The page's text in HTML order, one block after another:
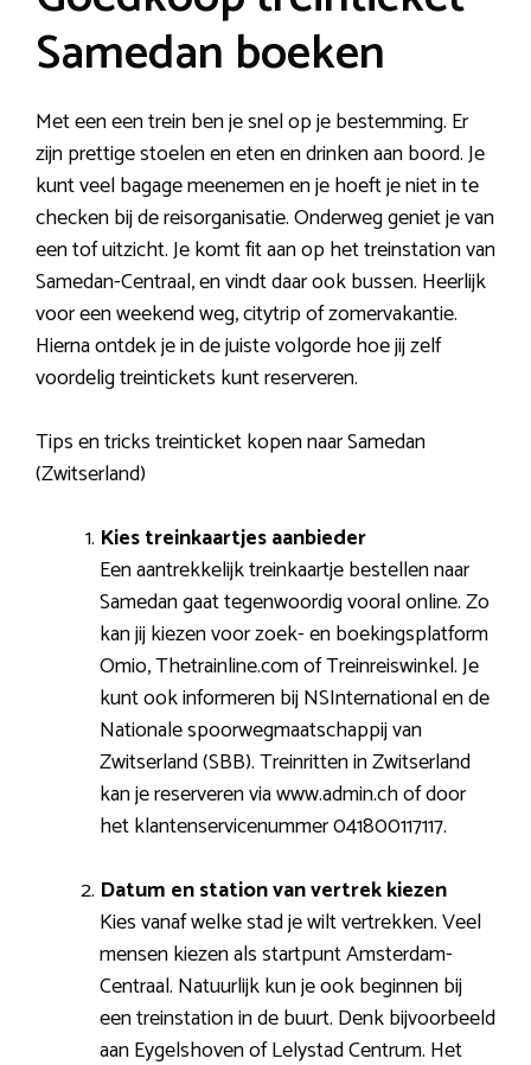
Samedan boeken
Met een een trein ben je snel op je bestemming. Er
zijn prettige stoelen en eten en drinken aan boord. Je
kunt veel bagage meenemen en je hoeft je niet in te
checken bij de reisorganisatie. Onderweg geniet je van
een tof uitzicht. Je komt fit aan op het treinstation van
Samedan-Centraal, en vindt daar ook bussen. Heerlijk
voor een weekend weg, citytrip of zomervakantie.
Hierna ontdek je in de juiste volgorde hoe jij zelf
voordelig treintickets kunt reserveren.
Tips en tricks treinticket kopen naar Samedan
(Zwitserland)
Kies treinkaartjes aanbieder
Een aantrekkelijk treinkaartje bestellen naar
Samedan gaat tegenwoordig vooral online. Zo
kan jij kiezen voor zoek- en boekingsplatform
Omio, Thetrainline.com of Treinreiswinkel. Je
kunt ook informeren bij NSInternational en de
Nationale spoorwegmaatschappij van
Zwitserland (SBB). Treinritten in Zwitserland
kan je reserveren via www.admin.ch of door
het klantenservicenummer 041800117117.
Datum en station van vertrek kiezen
Kies vanaf welke stad je wilt vertrekken. Veel
mensen kiezen als startpunt Amsterdam-
Centraal. Natuurlijk kun je ook beginnen bij
een treinstation in de buurt. Denk bijvoorbeeld
aan Eygelshoven of Lelystad Centrum. Het